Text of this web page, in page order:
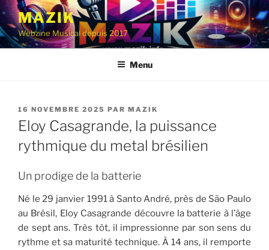
Aller
contenu
principal
MAZIK
Webzine Musical depuis 2017
Menu
PUBLIÉ
LE
16 NOVEMBRE 2025 PAR MAZIK
Eloy Casagrande, la puissance
rythmique du metal brésilien
Un prodige de la batterie
Né le 29 janvier 1991 à Santo André, près de São Paulo
au Brésil, Eloy Casagrande découvre la batterie à l’âge
de sept ans. Très tôt, il impressionne par son sens du
rythme et sa maturité technique. À 14 ans, il remporte